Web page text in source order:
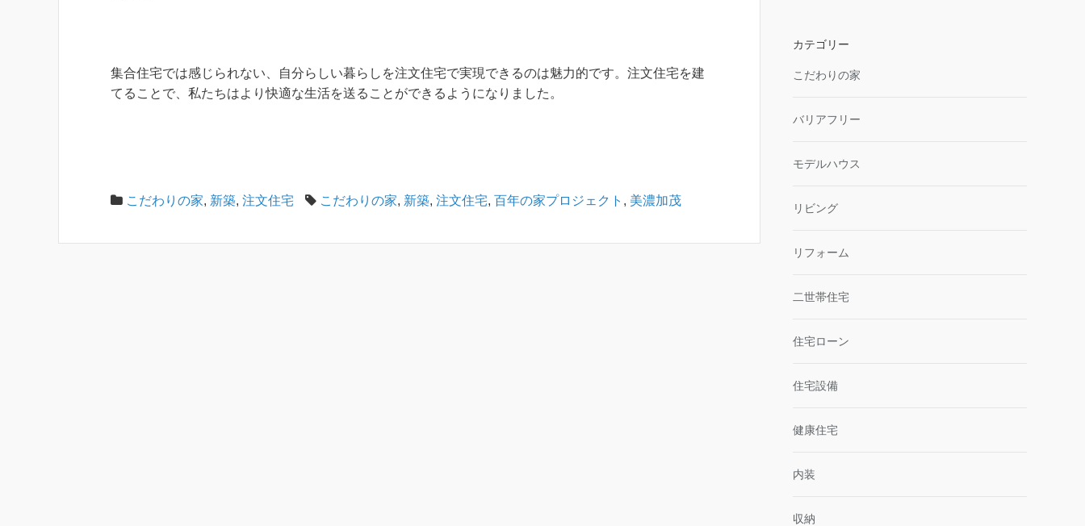
集合住宅では感じられない、自分らしい暮らしを注文住宅で実現できるのは魅力的です。注文住宅を建
てることで、私たちはより快適な生活を送ることができるようになりました。
こだわりの家, 新築, 注文住宅 こだわりの家, 新築, 注文住宅, 百年の家プロジェクト , 美濃加茂
カテゴリー
こだわりの家
バリアフリー
モデルハウス
リビング
リフォーム
二世帯住宅
住宅ローン
住宅設備
健康住宅
内装
収納